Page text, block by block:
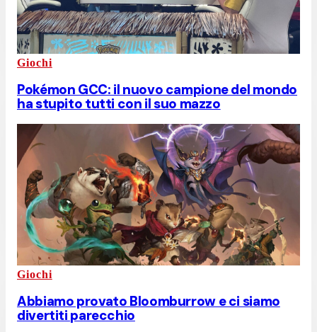
Giochi
Pokémon GCC: il nuovo campione del mondo
ha stupito tutti con il suo mazzo
Giochi
Abbiamo provato Bloomburrow e ci siamo
divertiti parecchio